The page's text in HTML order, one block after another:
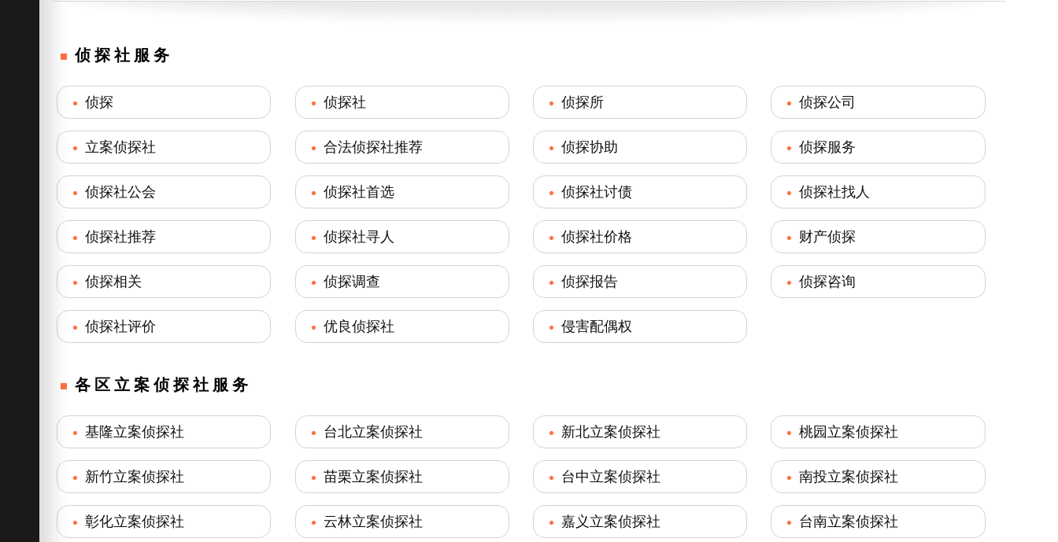
侦探社服务
侦探 侦探社 侦探所 侦探公司
立案侦探社 合法侦探社推荐 侦探协助 侦探服务
侦探社公会 侦探社首选 侦探社讨债 侦探社找人
侦探社推荐 侦探社寻人 侦探社价格 财产侦探
侦探相关 侦探调查 侦探报告 侦探咨询
侦探社评价 优良侦探社 侵害配偶权
各区立案侦探社服务
基隆立案侦探社 台北立案侦探社 新北立案侦探社 桃园立案侦探社
新竹立案侦探社 苗栗立案侦探社 台中立案侦探社 南投立案侦探社
彰化立案侦探社 云林立案侦探社 嘉义立案侦探社 台南立案侦探社